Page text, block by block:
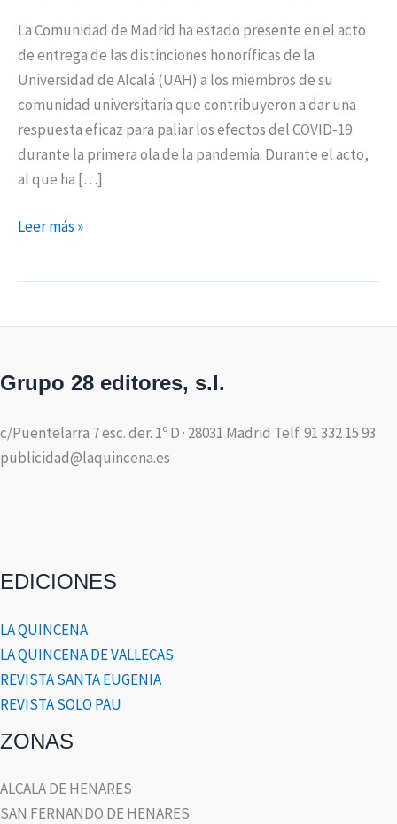
La Comunidad de Madrid ha estado presente en el acto
de entrega de las distinciones honoríficas de la
Universidad de Alcalá (UAH) a los miembros de su
comunidad universitaria que contribuyeron a dar una
respuesta eficaz para paliar los efectos del COVID-19
durante la primera ola de la pandemia. Durante el acto,
al que ha […]
Leer más »
Grupo 28 editores, s.l.
c/Puentelarra 7 esc. der. 1º D · 28031 Madrid Telf. 91 332 15 93
publicidad@laquincena.es
EDICIONES
LA QUINCENA
LA QUINCENA DE VALLECAS
REVISTA SANTA EUGENIA
REVISTA SOLO PAU
ZONAS
ALCALA DE HENARES
SAN FERNANDO DE HENARES